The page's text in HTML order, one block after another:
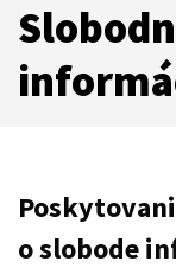
o slobode